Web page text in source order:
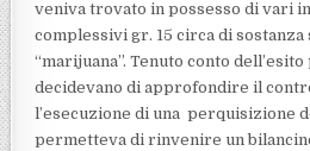
veniva trovato in possesso di vari
complessivi gr. 15 circa di
“marijuana”. Tenuto conto
decidevano di approfondire il
l’esecuzione di una perquisizione
permetteva di rinvenire un